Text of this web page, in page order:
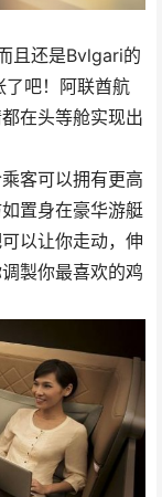
且还是Bvlgari的
吧！阿联酋航
在头等舱实现出
客可以拥有更高
置身在豪华游艇
以让你走动，伸
製你最喜欢的鸡